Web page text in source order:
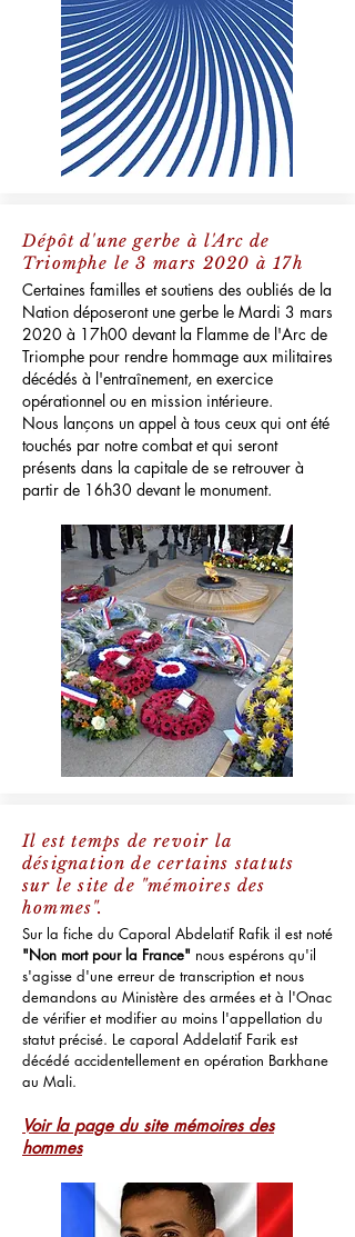
Dépôt d'une gerbe à l'Arc de
Triomphe le 3 mars 2020 à 17h
Certaines familles et soutiens des oubliés de la
Nation déposeront une gerbe le Mardi 3 mars
2020 à 17h00 devant la Flamme de l'Arc de
Triomphe pour rendre hommage aux militaires
décédés à l'entraînement, en exercice
opérationnel ou en mission intérieure.
Nous lançons un appel à tous ceux qui ont été
touchés par notre combat et qui seront
présents dans la capitale de se retrouver à
partir de 16h30 devant le monument.
Il est temps de revoir la
désignation de certains statuts
sur le site de "mémoires des
hommes".
Sur la fiche du Caporal Abdelatif Rafik il est noté
"Non mort pour la France" nous espérons qu'il
s'agisse d'une erreur de transcription et nous
demandons au Ministère des armées et à l'Onac
de vérifier et modifier au moins l'appellation du
statut précisé. Le caporal Addelatif Farik est
décédé accidentellement en opération Barkhane
au Mali.
Voir la page du site mémoires des
hommes